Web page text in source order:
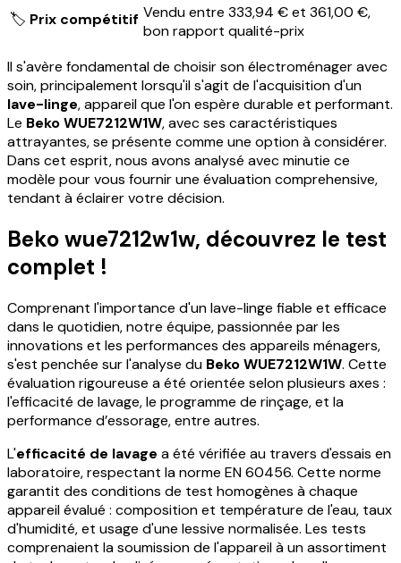
🏷️ Prix compétitif Vendu entre 333,94 € et 361,00 €,
bon rapport qualité-prix
Il s'avère fondamental de choisir son électroménager avec
soin, principalement lorsqu'il s'agit de l'acquisition d'un
lave-linge, appareil que l'on espère durable et performant.
Le Beko WUE7212W1W, avec ses caractéristiques
attrayantes, se présente comme une option à considérer.
Dans cet esprit, nous avons analysé avec minutie ce
modèle pour vous fournir une évaluation comprehensive,
tendant à éclairer votre décision.
Beko wue7212w1w, découvrez le test
complet !
Comprenant l'importance d'un lave-linge fiable et efficace
dans le quotidien, notre équipe, passionnée par les
innovations et les performances des appareils ménagers,
s'est penchée sur l'analyse du Beko WUE7212W1W. Cette
évaluation rigoureuse a été orientée selon plusieurs axes :
l'efficacité de lavage, le programme de rinçage, et la
performance d’essorage, entre autres.
L'efficacité de lavage a été vérifiée au travers d'essais en
laboratoire, respectant la norme EN 60456. Cette norme
garantit des conditions de test homogènes à chaque
appareil évalué : composition et température de l'eau, taux
d'humidité, et usage d'une lessive normalisée. Les tests
comprenaient la soumission de l'appareil à un assortiment